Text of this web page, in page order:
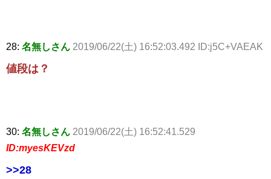
28: 名無しさん 2019/06/22(土) 16:52:03.492 ID:j5C+VAEAK
値段は？
30: 名無しさん 2019/06/22(土) 16:52:41.529
ID:myesKEVzd
>>28